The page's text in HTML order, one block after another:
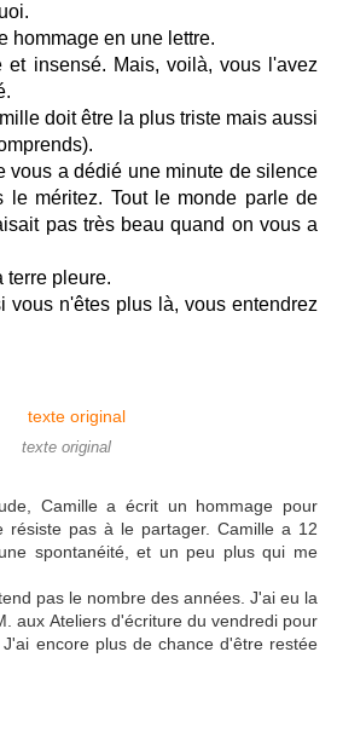
hommage en une lettre.
et insensé. Mais, voilà, vous l'avez
doit être la plus triste mais aussi
vous a dédié une minute de silence
le méritez. Tout le monde parle de
pas très beau quand on vous a
terre pleure.
vous n'êtes plus là, vous entendrez
texte original
Camille a écrit un hommage pour
résiste pas à le partager. Camille a 12
spontanéité, et un peu plus qui me
pas le nombre des années. J'ai eu la
aux Ateliers d'écriture du vendredi pour
J'ai encore plus de chance d'être restée